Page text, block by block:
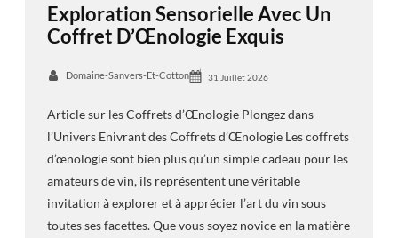
Exploration Sensorielle Avec Un
Coffret D’Œnologie Exquis
Domaine-Sanvers-Et-Cotton 31 Juillet 2026
Article sur les Coffrets d’Œnologie Plongez dans
l’Univers Enivrant des Coffrets d’Œnologie Les coffrets
d’œnologie sont bien plus qu’un simple cadeau pour les
amateurs de vin, ils représentent une véritable
invitation à explorer et à apprécier l’art du vin sous
toutes ses facettes. Que vous soyez novice en la matière